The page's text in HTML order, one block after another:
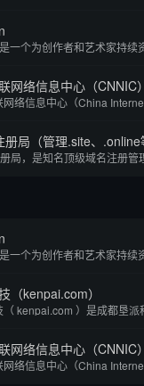
网络信息中心（CNNIC）
（kenpai.com）
网络信息中心（CNNIC）